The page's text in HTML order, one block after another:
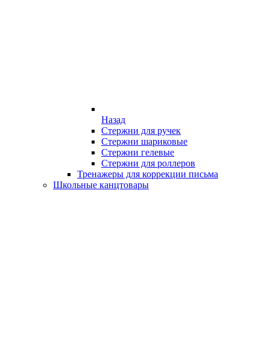
Назад
Стержни для ручек
Стержни шариковые
Стержни гелевые
Стержни для роллеров
Тренажеры для коррекции письма
Школьные канцтовары